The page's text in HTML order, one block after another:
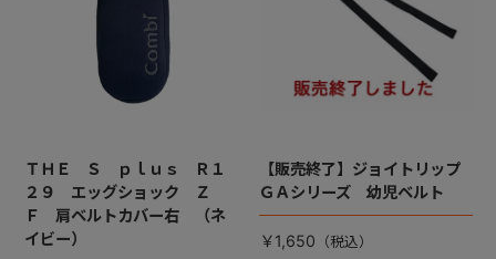
ＴＨＥ Ｓ ｐｌｕｓ Ｒ１
２９ エッグショック Ｚ
Ｆ 肩ベルトカバー右 （ネ
イビー）
【販売終了】ジョイトリップ
ＧＡシリーズ 幼児ベルト
￥1,650